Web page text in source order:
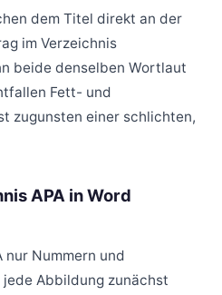
dem Titel direkt an der
im Verzeichnis
beide denselben Wortlaut
Fett- und
zugunsten einer schlichten,
APA in Word
nur Nummern und
Abbildung zunächst